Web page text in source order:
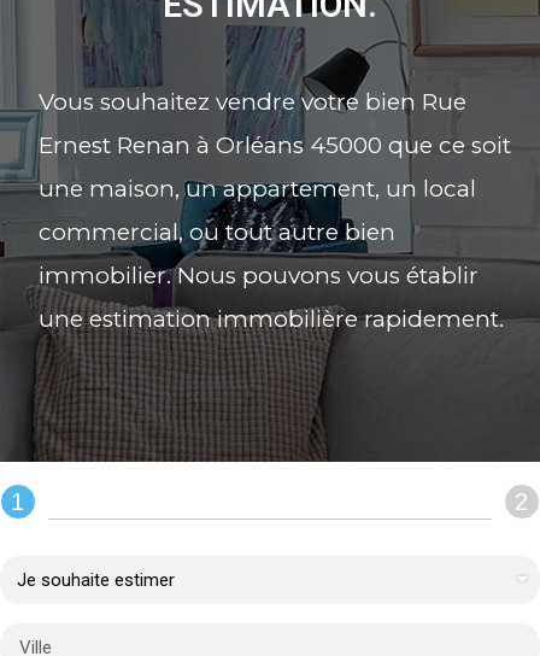
Vous souhaitez vendre votre bien Rue
Ernest Renan à Orléans 45000 que ce soit
une maison, un appartement, un local
commercial, ou tout autre bien
immobilier. Nous pouvons vous établir
une estimation immobilière rapidement.
REMPLIR LE FORMULAIRE :
1 2